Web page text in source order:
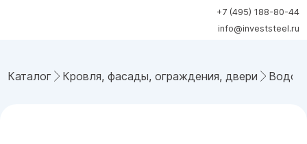
+7 (495) 188-80-44
info@investsteel.ru
Каталог Кровля, фасады, ограждения, двери